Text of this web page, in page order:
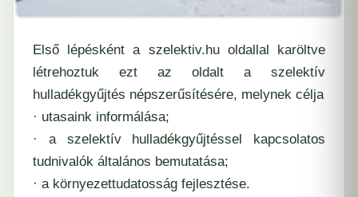
Első lépésként a szelektiv.hu oldallal karöltve
létrehoztuk ezt az oldalt a szelektív
hulladékgyűjtés népszerűsítésére, melynek célja
· utasaink informálása;
· a szelektív hulladékgyűjtéssel kapcsolatos
tudnivalók általános bemutatása;
· a környezettudatosság fejlesztése.